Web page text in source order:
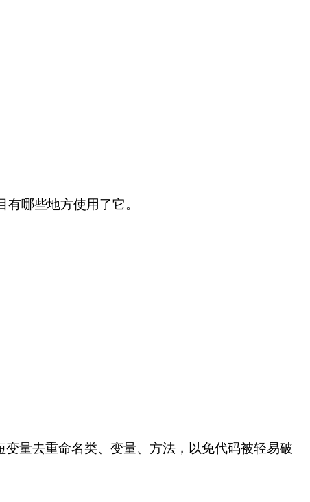
哪些地方使用了它。
量去重命名类、变量、方法，以免代码被轻易破